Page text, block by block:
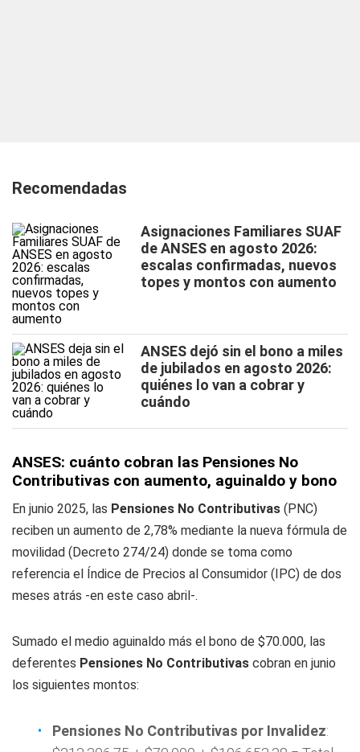
Recomendadas
Asignaciones Familiares SUAF
de ANSES en agosto 2026:
escalas confirmadas, nuevos
topes y montos con aumento
ANSES dejó sin el bono a miles
de jubilados en agosto 2026:
quiénes lo van a cobrar y
cuándo
ANSES: cuánto cobran las Pensiones No
Contributivas con aumento, aguinaldo y bono
En junio 2025, las Pensiones No Contributivas (PNC)
reciben un aumento de 2,78% mediante la nueva fórmula de
movilidad (Decreto 274/24) donde se toma como
referencia el Índice de Precios al Consumidor (IPC) de dos
meses atrás -en este caso abril-.
Sumado el medio aguinaldo más el bono de $70.000, las
deferentes Pensiones No Contributivas cobran en junio
los siguientes montos:
Pensiones No Contributivas por Invalidez: